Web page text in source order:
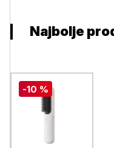
Najbolje
-10 %